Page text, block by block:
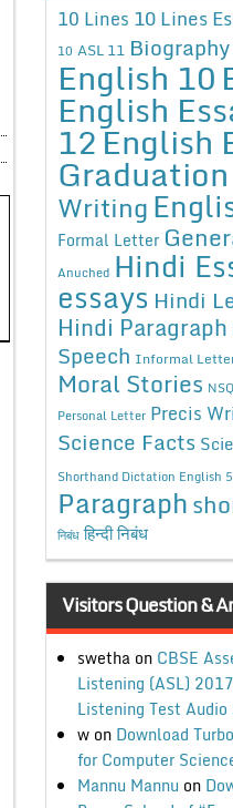
10 Lines 10 Lines
10 ASL 11 Biography
English 10
English
12English
Graduation
Writing
Formal Letter
Anuched Hindi
essays Hindi
Hindi Paragraph
Speech Informal
Moral Stories
Personal Letter Precis
Science Facts
Shorthand Dictation English
Paragraph
निबंध हिन्दी निबंध
Visitors Question &
swethaon CBSE
Listening (ASL)
Listening Test
won Download
for Computer
Mannu Mannu on